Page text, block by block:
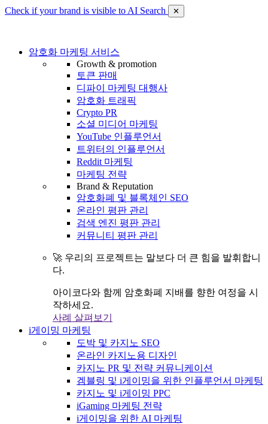
Check if your brand is visible to AI Search ✕
암호화 마케팅 서비스
Growth & promotion
토큰 판매
디파이 마케팅 대행사
암호화 트래픽
Crypto PR
소셜 미디어 마케팅
YouTube 인플루언서
트위터의 인플루언서
Reddit 마케팅
마케팅 전략
Brand & Reputation
암호화폐 및 블록체인 SEO
온라인 평판 관리
검색 엔진 평판 관리
커뮤니티 평판 관리
🚀 우리의 프로젝트는 말보다 더 큰 힘을 발휘합니
다.
아이코다와 함께 암호화폐 지배를 향한 여정을 시
작하세요.
사례 살펴보기
i게이밍 마케팅
도박 및 카지노 SEO
온라인 카지노용 디자인
카지노 PR 및 전략 커뮤니케이션
겜블링 및 i게이밍을 위한 인플루언서 마케팅
카지노 및 i게이밍 PPC
iGaming 마케팅 전략
i게이밍을 위한 AI 마케팅